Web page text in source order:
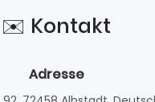
✉️ Kontakt
Adresse